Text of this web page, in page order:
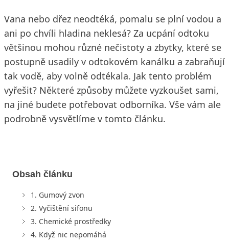
Vana nebo dřez neodtéká, pomalu se plní vodou a
ani po chvíli hladina neklesá? Za ucpání odtoku
většinou mohou různé nečistoty a zbytky, které se
postupně usadily v odtokovém kanálku a zabraňují
tak vodě, aby volně odtékala. Jak tento problém
vyřešit? Některé způsoby můžete vyzkoušet sami,
na jiné budete potřebovat odborníka. Vše vám ale
podrobně vysvětlíme v tomto článku.
Obsah článku
1. Gumový zvon
2. Vyčištění sifonu
3. Chemické prostředky
4. Když nic nepomáhá